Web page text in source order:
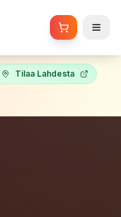
Tilaa Lahdesta